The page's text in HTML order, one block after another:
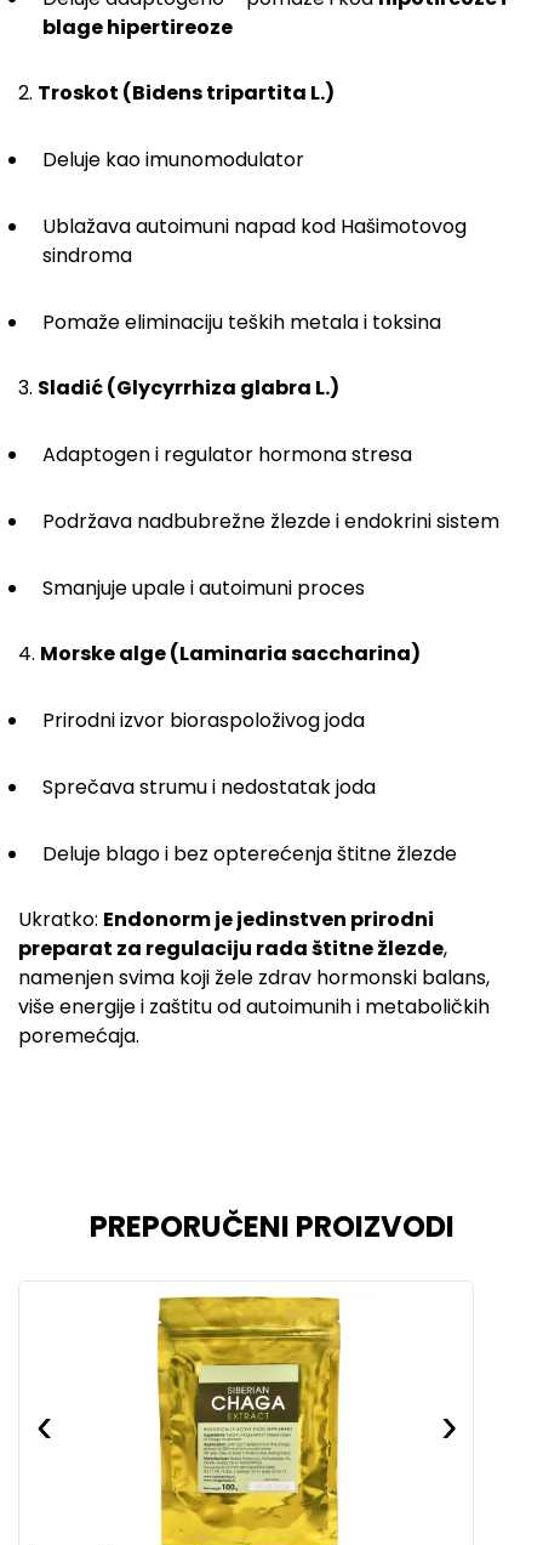
blage hipertireoze
2. Troskot (Bidens tripartita L.)
Deluje kao imunomodulator
Ublažava autoimuni napad kod Hašimotovog
sindroma
Pomaže eliminaciju teških metala i toksina
3. Sladić (Glycyrrhiza glabra L.)
Adaptogen i regulator hormona stresa
Podržava nadbubrežne žlezde i endokrini sistem
Smanjuje upale i autoimuni proces
4. Morske alge (Laminaria saccharina)
Prirodni izvor bioraspoloživog joda
Sprečava strumu i nedostatak joda
Deluje blago i bez opterećenja štitne žlezde
Ukratko: Endonorm je jedinstven prirodni
preparat za regulaciju rada štitne žlezde,
namenjen svima koji žele zdrav hormonski balans,
više energije i zaštitu od autoimunih i metaboličkih
poremećaja.
PREPORUČENI PROIZVODI
‹ ›